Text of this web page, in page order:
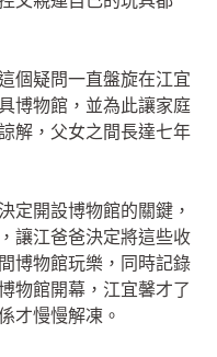
個疑問一直盤旋在江宜
博物館，並為此讓家庭
解，父女之間長達七年
定開設博物館的關鍵，
讓江爸爸決定將這些收
博物館玩樂，同時記錄
物館開幕，江宜馨才了
才慢慢解凍。